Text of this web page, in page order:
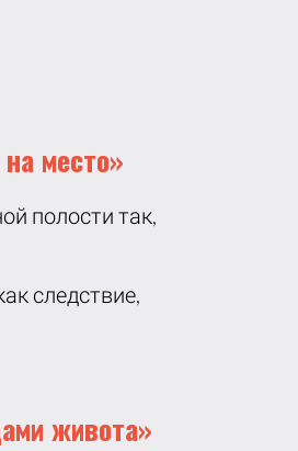
место»
полости так,
следствие,
живота»